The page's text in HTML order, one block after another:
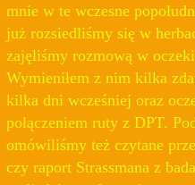
mnie w te wczesne
już rozsiedliśmy się w
zajęliśmy rozmową w
Wymieniłem z nim kilka
kilka dni wcześniej oraz
połączeniem ruty z DPT.
omówiliśmy też czytane
czy raport Strassmana z